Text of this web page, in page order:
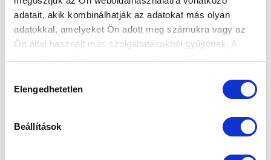
adatait, akik kombinálhatják az adatokat más olyan
adatokkal, amelyeket Ön adott meg számukra vagy az
Ön által használt más szolgáltatásokból gyűjtöttek. A
kiválasztása
Elengedhetetlen
Beállítások
SZPONZOROK